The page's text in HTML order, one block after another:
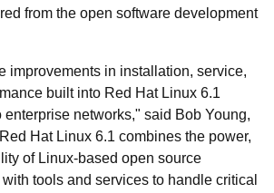
from the open software development
improvements in installation, service,
built into Red Hat Linux 6.1
enterprise networks," said Bob Young,
Hat Linux 6.1 combines the power,
of Linux-based open source
tools and services to handle critical